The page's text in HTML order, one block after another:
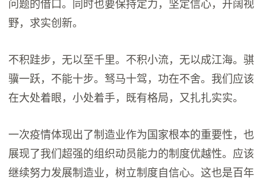
问题的借口。同时也要保持定力，坚定信心，开阔视
野，求实创新。
不积跬步，无以至千里。不积小流，无以成江海。骐
骥一跃，不能十步。驽马十驾，功在不舍。我们应该
在大处着眼，小处着手，既有格局，又扎扎实实。
一次疫情体现出了制造业作为国家根本的重要性，也
展现了我们超强的组织动员能力的制度优越性。应该
继续努力发展制造业，树立制度自信心。这也是百年